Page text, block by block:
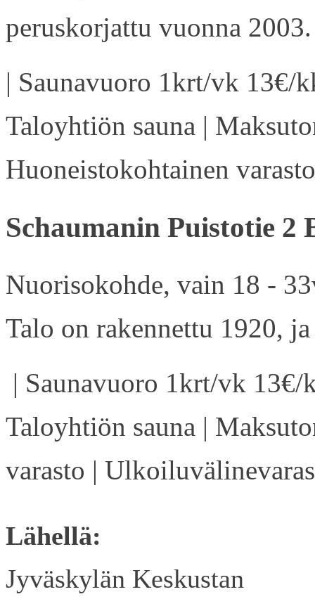
peruskorjattu vuonna 2003.
| Saunavuoro 1krt/vk 13€/
Taloyhtiön sauna |
Huoneistokohtainen
Schaumanin Puistotie 2
Nuorisokohde, vain 18 -
Talo on rakennettu 1920,
| Saunavuoro 1krt/vk
Taloyhtiön sauna |
varasto |
Lähellä:
Jyväskylän Keskustan